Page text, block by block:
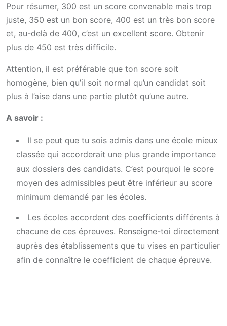
Pour résumer, 300 est un score convenable mais trop
juste, 350 est un bon score, 400 est un très bon score
et, au-delà de 400, c’est un excellent score. Obtenir
plus de 450 est très difficile.
Attention, il est préférable que ton score soit
homogène, bien qu’il soit normal qu’un candidat soit
plus à l’aise dans une partie plutôt qu’une autre.
A savoir :
Il se peut que tu sois admis dans une école mieux
classée qui accorderait une plus grande importance
aux dossiers des candidats. C’est pourquoi le score
moyen des admissibles peut être inférieur au score
minimum demandé par les écoles.
Les écoles accordent des coefficients différents à
chacune de ces épreuves. Renseigne-toi directement
auprès des établissements que tu vises en particulier
afin de connaître le coefficient de chaque épreuve.